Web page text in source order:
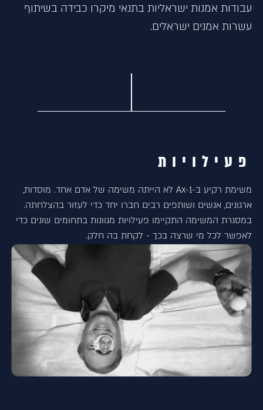
עבודות אמנות ישראליות בתנאי מיקרו כבידה בשיתוף
עשרות אמנים ישראלים.
פעילויות
משימת רקיע ב-1-Ax לא הייתה משימה של אדם אחד. מוסדות,
ארגונים, אנשים ושותפים רבים חברו יחד כדי לעזור בהצלחתה.
במסגרת המשימה התקיימו פעילויות מגוונות בתחומים שונים כדי
לאפשר לכל מי שרצה בכך - לקחת בה חלק.